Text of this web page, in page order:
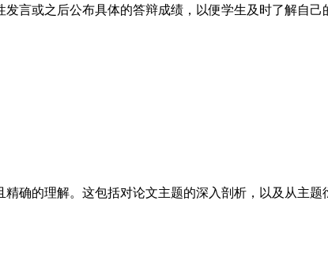
言或之后公布具体的答辩成绩，以便学生及时了解自己
确的理解。这包括对论文主题的深入剖析，以及从主